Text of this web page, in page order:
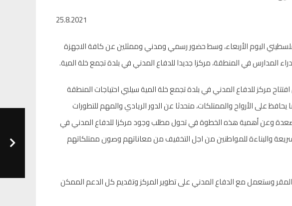
25.8.2021
اليوم الأربعاء، وسط حضور رسمي ومدني وممثلين عن كافة الاجهزة
المدارس في المنطقة، مركزا جديدا للدفاع المدني في بلدة تجمع خلة المية.
مركز للدفاع المدني في بلدة تجمع خلة المية سيلبي احتياجات المنطقة
على الأرواح والممتلكات، متحدثا عن الدور الريادي والمهم للتطورات
وعن أهمية هذه الخطوة في تحول مطلب وجود مركزا للدفاع المدني في
والبناءة للمواطنين من اجل التخفيف من معاناتهم وصون ممتلكاتهم
المقر وستعمل مع الدفاع المدني على تطوير المركز وتقديم كل الدعم الممكن